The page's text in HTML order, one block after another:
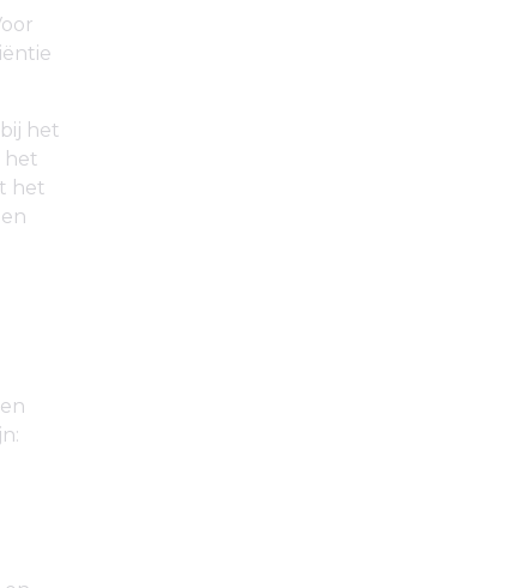
het
het
het